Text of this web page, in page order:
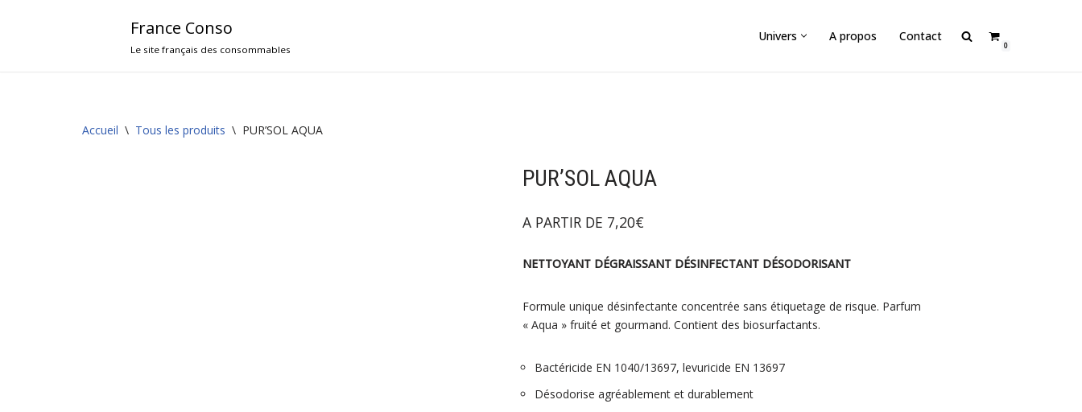
France Conso
Le site français des consommables
Univers A propos Contact
0
Accueil \ Tous les produits \ PUR’SOL AQUA
PUR’SOL AQUA
A PARTIR DE 7,20€
NETTOYANT DÉGRAISSANT DÉSINFECTANT DÉSODORISANT
Formule unique désinfectante concentrée sans étiquetage de risque. Parfum
« Aqua » fruité et gourmand. Contient des biosurfactants.
Bactéricide EN 1040/13697, levuricide EN 13697
Désodorise agréablement et durablement